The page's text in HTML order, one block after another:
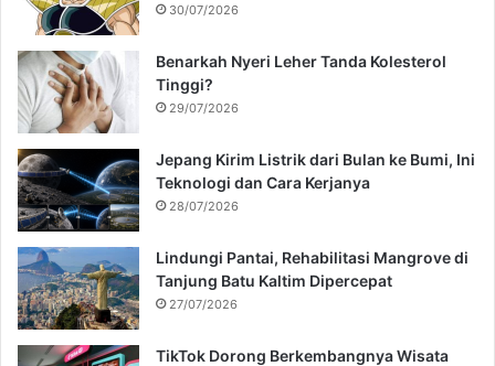
30/07/2026
Benarkah Nyeri Leher Tanda Kolesterol
Tinggi?
29/07/2026
Jepang Kirim Listrik dari Bulan ke Bumi, Ini
Teknologi dan Cara Kerjanya
28/07/2026
Lindungi Pantai, Rehabilitasi Mangrove di
Tanjung Batu Kaltim Dipercepat
27/07/2026
TikTok Dorong Berkembangnya Wisata